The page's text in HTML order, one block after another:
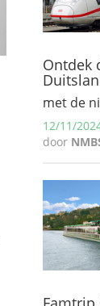
Ontdek
met de
12/11/
door